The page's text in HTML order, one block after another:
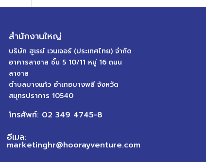
สำนักงานใหญ่
บริษัท ฮูเรย์ เวนเจอร์ (ประเทศไทย) จำกัด
อาคารลาซาล ชั้น 5 10/11 หมู่ 16 ถนน
ลาซาล
ตำบลบางแก้ว อำเภอบางพลี จังหวัด
สมุทรปราการ 10540
โทรศัพท์: 02 349 4745-8
อีเมล:
marketinghr@hoorayventure.com